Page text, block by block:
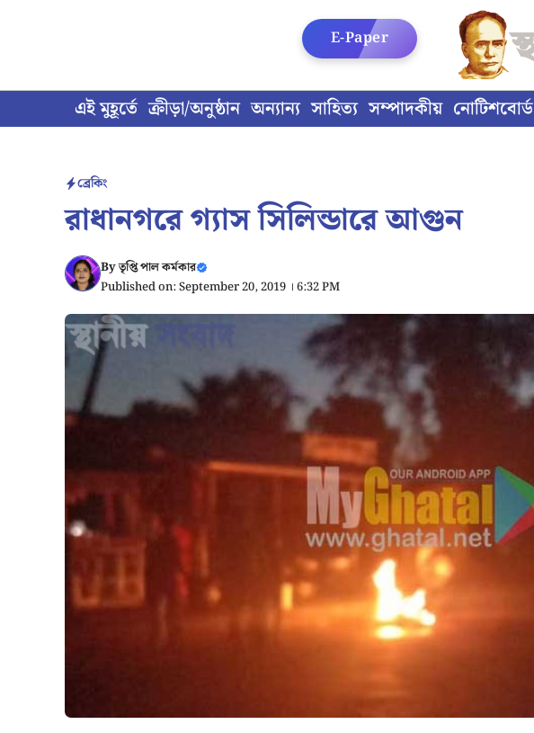
এই মুহূর্তে ক্রীড়া/অনুষ্ঠান অন্যান্য সাহিত্য সম্পাদকীয় নোটিশবোর্ড
E-Paper
ব্রেকিং
রাধানগরে গ্যাস সিলিন্ডারে আগুন
Byতৃপ্তি পাল কর্মকার
Published on: September 20, 2019 । 6:32 PM